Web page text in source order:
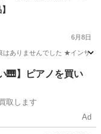
6月8日
ありませんでした ★インサイ
コヤマト
🎹】ピアノを買い
取します
Ad